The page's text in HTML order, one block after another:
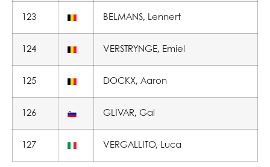
123 BELMANS, Lennert
124 VERSTRYNGE, Emiel
125 DOCKX, Aaron
126 GLIVAR, Gal
127 VERGALLITO, Luca